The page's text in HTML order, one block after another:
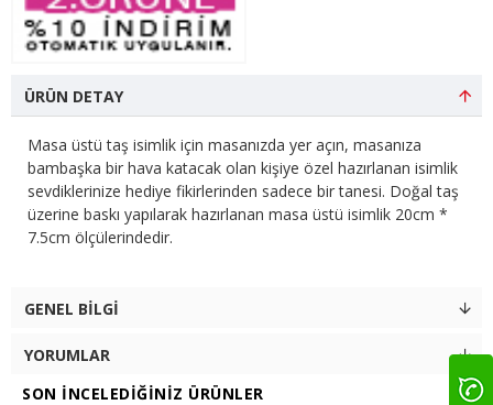
ÜRÜN DETAY
Masa üstü taş isimlik için masanızda yer açın, masanıza
bambaşka bir hava katacak olan kişiye özel hazırlanan isimlik
sevdiklerinize hediye fikirlerinden sadece bir tanesi. Doğal taş
üzerine baskı yapılarak hazırlanan masa üstü isimlik 20cm *
7.5cm ölçülerindedir.
GENEL BILGI
YORUMLAR
SON İNCELEDIĞINIZ ÜRÜNLER